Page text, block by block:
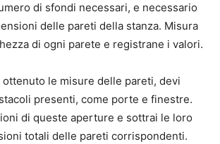
di sfondi necessari, e necessario
delle pareti della stanza. Misura
di ogni parete e registrane i valori.
ottenuto le misure delle pareti, devi
presenti, come porte e finestre.
di queste aperture e sottrai le loro
totali delle pareti corrispondenti.